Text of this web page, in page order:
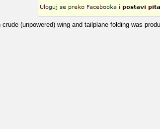
(unpowered) wing and tailplane folding was